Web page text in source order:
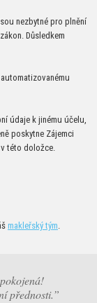
nezbytné pro plnění
Důsledkem
údaje k jinému účelu,
poskytne Zájemci
této doložce.
makleřský tým.
přednosti.